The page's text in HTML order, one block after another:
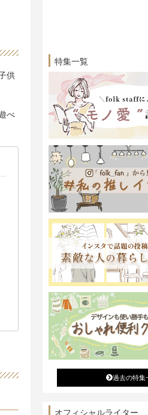
供
べ
特集一覧
過去の特集
オフィシャルライター